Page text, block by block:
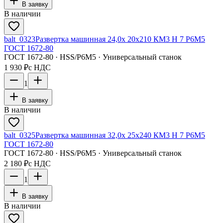
В заявку
В наличии
balt_0323Развертка машинная 24,0х 20х210 КМ3 H 7 Р6М5
ГОСТ 1672-80
ГОСТ 1672-80 · HSS/Р6М5 · Универсальный станок
1 930 ₽с НДС
1
В заявку
В наличии
balt_0325Развертка машинная 32,0х 25х240 КМ3 H 7 Р6М5
ГОСТ 1672-80
ГОСТ 1672-80 · HSS/Р6М5 · Универсальный станок
2 180 ₽с НДС
1
В заявку
В наличии